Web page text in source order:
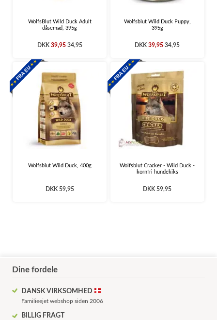
WolfsBlut Wild Duck Adult
dåsemad, 395g
DKK39,9534,95
Wolfsblut Wild Duck Puppy,
395g
DKK39,9534,95
Wolfsblut Wild Duck, 400g
DKK 59,95
Wolfsblut Cracker - Wild Duck -
kornfri hundekiks
DKK 59,95
Dine fordele
DANSK VIRKSOMHED
Familieejet webshop siden 2006
BILLIG FRAGT